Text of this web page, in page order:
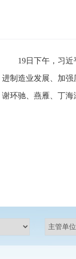
19日下午，习
进制造业发展、加
谢环驰、燕雁、丁海